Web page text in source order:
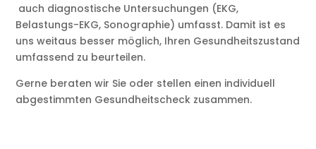
auch diagnostische Untersuchungen (EKG,
Belastungs-EKG, Sonographie) umfasst. Damit ist es
uns weitaus besser möglich, Ihren Gesundheitszustand
umfassend zu beurteilen.
Gerne beraten wir Sie oder stellen einen individuell
abgestimmten Gesundheitscheck zusammen.